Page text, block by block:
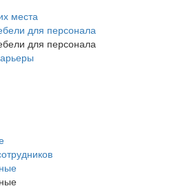
места
для персонала
для персонала